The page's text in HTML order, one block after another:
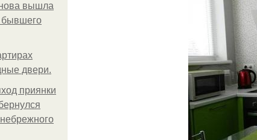
вышла
бывшего
двери.
приянки